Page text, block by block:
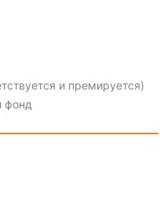
и премируется)
фонд